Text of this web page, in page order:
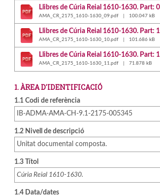
Llibres de Cúria Reial 1610-1630. Part:
AMA_CR_2175_1610-1630_09.pdf | 100.047 kB
Llibres de Cúria Reial 1610-1630. Part:
AMA_CR_2175_1610-1630_10.pdf | 101.686 kB
Llibres de Cúria Reial 1610-1630. Part:
AMA_CR_2175_1610-1630_11.pdf | 71.878 kB
1. ÀREA D'IDENTIFICACIÓ
1.1 Codi de referència
IB-ADMA-AMA-CH-9.1-2175-005345
1.2 Nivell de descripció
Unitat documental composta.
1.3 Títol
Cúria Reial 1610-1630.
1.4 Data/dates